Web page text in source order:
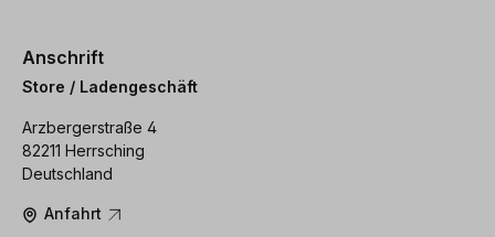
Anschrift
Store / Ladengeschäft
Arzbergerstraße 4
82211 Herrsching
Deutschland
Anfahrt